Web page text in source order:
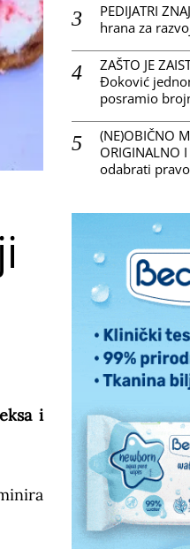
i
PEDIJATRI
hrana za
ZAŠTO JE
Đoković
posramio
(NE)OBIČNO
ORIGINALNO
odabrati